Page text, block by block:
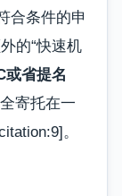
合条件的申
的“快速机
或省提名
寄托在一
。